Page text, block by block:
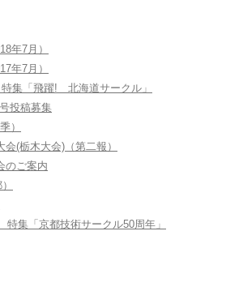
年7月）
年7月）
集「飛躍! 北海道サークル」
投稿募集
）
(栃木大会)（第二報）
のご案内
集「京都技術サークル50周年」